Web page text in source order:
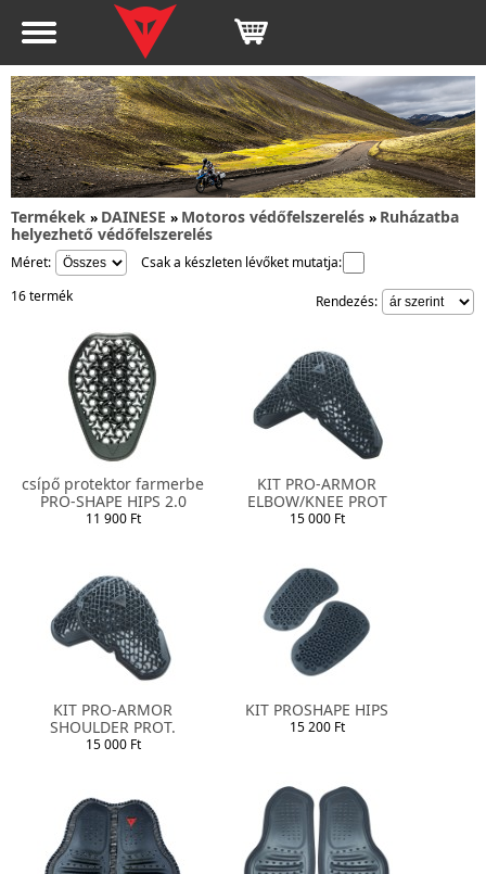
Termékek » DAINESE » Motoros védőfelszerelés » Ruházatba
helyezhető védőfelszerelés
Méret:
Csak a készleten lévőket mutatja:
16 termék
Rendezés:
csípő protektor farmerbe
PRO-SHAPE HIPS 2.0
11 900 Ft
KIT PRO-ARMOR
ELBOW/KNEE PROT
15 000 Ft
KIT PRO-ARMOR
SHOULDER PROT.
15 000 Ft
KIT PROSHAPE HIPS
15 200 Ft